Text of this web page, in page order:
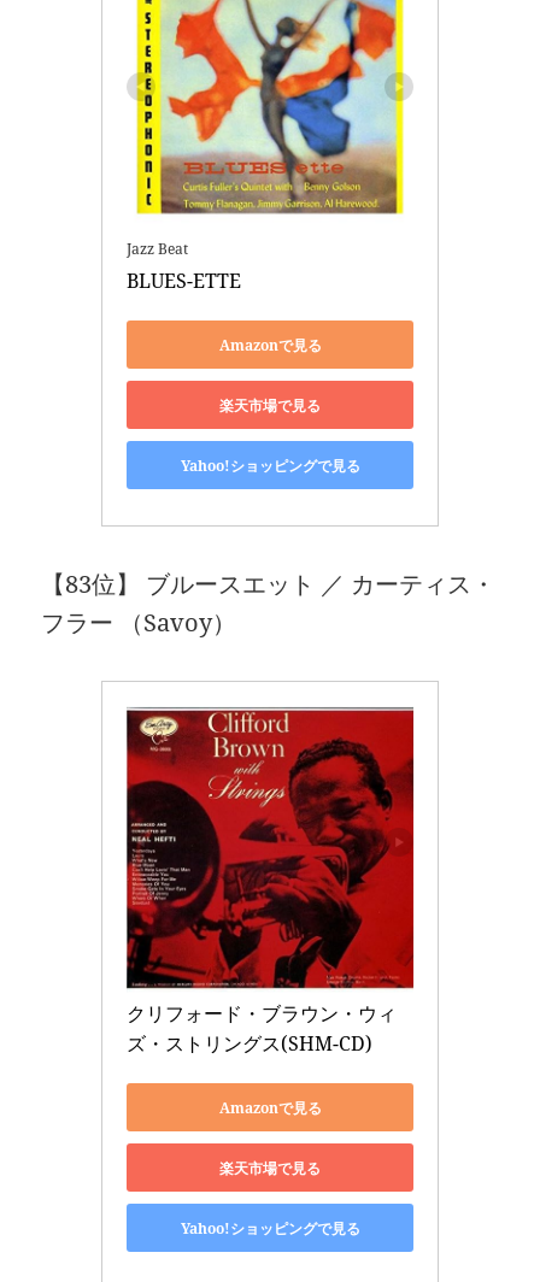
Jazz Beat
BLUES-ETTE
Amazonで見る
楽天市場で見る
Yahoo!ショッピングで見る
【83位】 ブルースエット ／ カーティス・
フラー （Savoy）
クリフォード・ブラウン・ウィ
ズ・ストリングス(SHM-CD)
Amazonで見る
楽天市場で見る
Yahoo!ショッピングで見る